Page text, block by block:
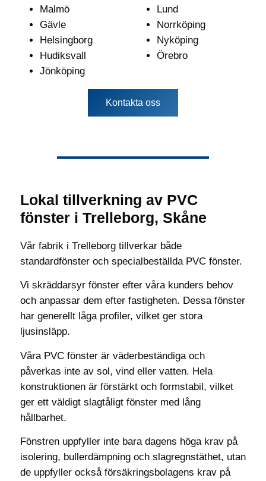
Malmö
Gävle
Helsingborg
Hudiksvall
Jönköping
Lund
Norrköping
Nyköping
Örebro
Kontakta oss
Lokal tillverkning av PVC
fönster i Trelleborg, Skåne
Vår fabrik i Trelleborg tillverkar både
standardfönster och specialbeställda PVC fönster.
Vi skräddarsyr fönster efter våra kunders behov
och anpassar dem efter fastigheten. Dessa fönster
har generellt låga profiler, vilket ger stora
ljusinsläpp.
Våra PVC fönster är väderbeständiga och
påverkas inte av sol, vind eller vatten. Hela
konstruktionen är förstärkt och formstabil, vilket
ger ett väldigt slagtåligt fönster med lång
hållbarhet.
Fönstren uppfyller inte bara dagens höga krav på
isolering, bullerdämpning och slagregnstäthet, utan
de uppfyller också försäkringsbolagens krav på